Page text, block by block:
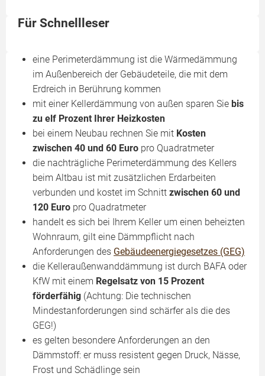
Für Schnellleser
eine Perimeterdämmung ist die Wärmedämmung
im Außenbereich der Gebäudeteile, die mit dem
Erdreich in Berührung kommen
mit einer Kellerdämmung von außen sparen Sie bis
zu elf Prozent Ihrer Heizkosten
bei einem Neubau rechnen Sie mit Kosten
zwischen 40 und 60 Euro pro Quadratmeter
die nachträgliche Perimeterdämmung des Kellers
beim Altbau ist mit zusätzlichen Erdarbeiten
verbunden und kostet im Schnitt zwischen 60 und
120 Euro pro Quadratmeter
handelt es sich bei Ihrem Keller um einen beheizten
Wohnraum, gilt eine Dämmpflicht nach
Anforderungen des Gebäudeenergiegesetzes (GEG)
die Kelleraußenwanddämmung ist durch BAFA oder
KfW mit einem Regelsatz von 15 Prozent
förderfähig (Achtung: Die technischen
Mindestanforderungen sind schärfer als die des
GEG!)
es gelten besondere Anforderungen an den
Dämmstoff: er muss resistent gegen Druck, Nässe,
Frost und Schädlinge sein